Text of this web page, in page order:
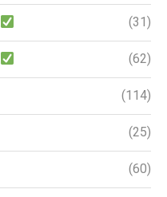
(31)
(62)
(114)
(25)
(60)